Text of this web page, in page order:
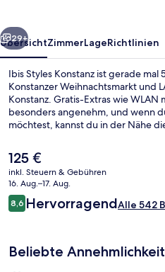
Weiter
29+
ÜbersichtZimmerLageRichtlinien
Ibis Styles Konstanz ist gerade
Konstanzer Weihnachtsmarkt und
Konstanz. Gratis-Extras wie
besonders angenehm, und wenn
möchtest, kannst du in der Nähe
und eine Terrasse. Andere
Personal.
Der
aktuelle
Preis
beträgt
125 €.
125 €
inkl. Steuern & Gebühren
16. Aug.–17. Aug.
Bewertungen
8,68,6 von 10.
HervorragendAlle 542
Beliebte